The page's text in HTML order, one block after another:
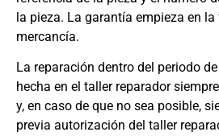
la pieza. La garantía empieza en
mercancía.
La reparación dentro del periodo
hecha en el taller reparador
y, en caso de que no sea posible,
previa autorización del taller